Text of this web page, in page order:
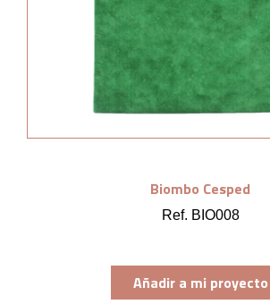
Biombo Cesped
Ref. BIO008
Añadir a mi proyecto